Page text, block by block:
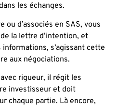
les échanges.
ou d’associés en SAS, vous
la lettre d’intention, et
s’agissant cette
aux négociations.
rigueur, il régit les
investisseur et doit
chaque partie. Là encore,